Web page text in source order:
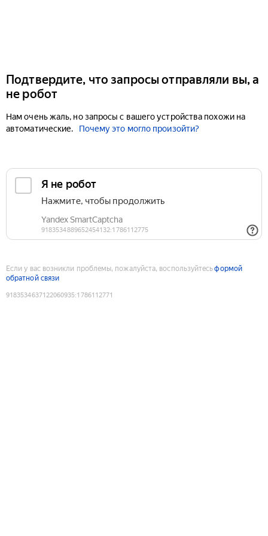
Подтвердите, что запросы отправляли вы, а
не робот
Нам очень жаль, но запросы с вашего устройства похожи на
автоматические.
Почему это могло произойти?
Если у вас возникли проблемы, пожалуйста, воспользуйтесьформой
обратной связи
9183534637122060935:1786112771